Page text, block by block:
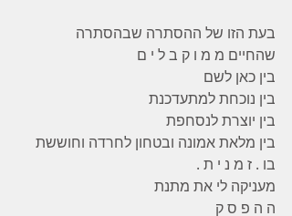
בעת הזו של ההסתרה שבהסתרה
שהחיים מ מ ו ק ב ל י ם
בין כאן לשם
בין נוכחת למתעדכנת
בין יוצרת לנסחפת
בין מלאת אמונה ובטחון לחרדה וחוששת
בו . ז מ נ י ת .
מעניקה לי את מתנת
ה ה פ ס ק